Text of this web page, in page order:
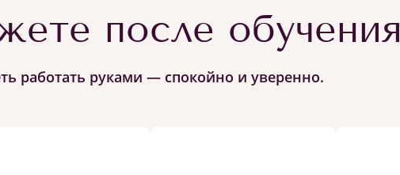
после обучения
работать руками — спокойно и уверенно.